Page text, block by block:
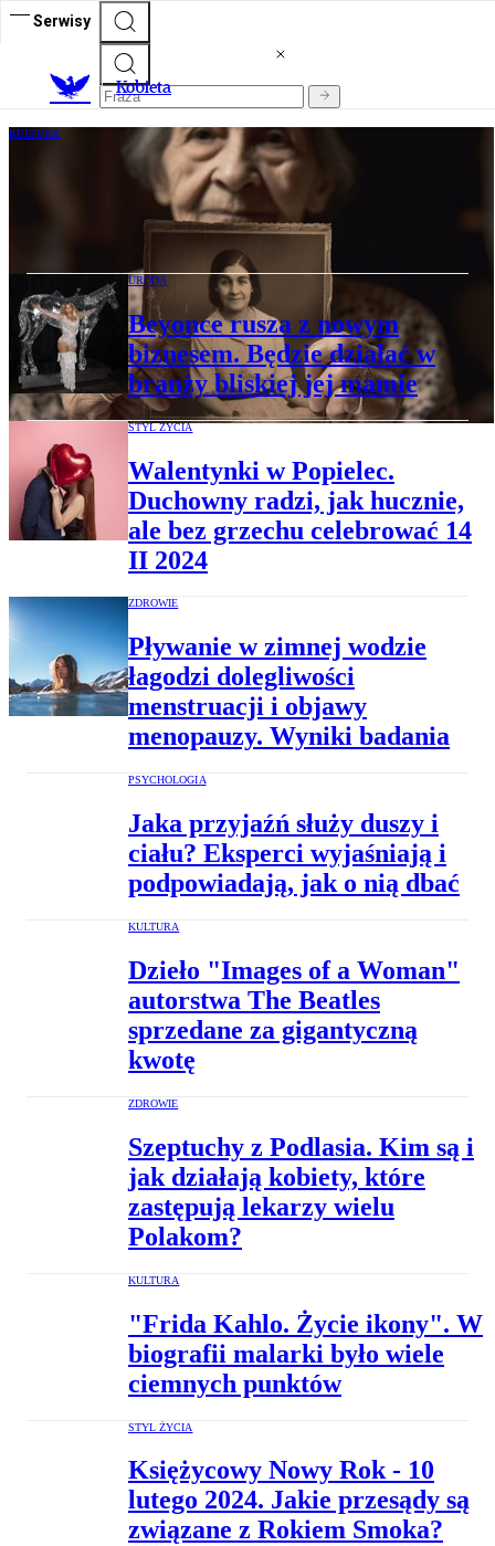
Serwisy
Kobieta
KULTURA
Live2Tell – wysłuchać ostatnich świadków
historii. Oryginalny projekt artystyczny
Gillian Laub
URODA
Beyonce rusza z nowym
biznesem. Będzie działać w
branży bliskiej jej mamie
STYL ŻYCIA
Walentynki w Popielec.
Duchowny radzi, jak hucznie,
ale bez grzechu celebrować 14
II 2024
ZDROWIE
Pływanie w zimnej wodzie
łagodzi dolegliwości
menstruacji i objawy
menopauzy. Wyniki badania
PSYCHOLOGIA
Jaka przyjaźń służy duszy i
ciału? Eksperci wyjaśniają i
podpowiadają, jak o nią dbać
KULTURA
Dzieło "Images of a Woman"
autorstwa The Beatles
sprzedane za gigantyczną
kwotę
ZDROWIE
Szeptuchy z Podlasia. Kim są i
jak działają kobiety, które
zastępują lekarzy wielu
Polakom?
KULTURA
"Frida Kahlo. Życie ikony". W
biografii malarki było wiele
ciemnych punktów
STYL ŻYCIA
Księżycowy Nowy Rok - 10
lutego 2024. Jakie przesądy są
związane z Rokiem Smoka?